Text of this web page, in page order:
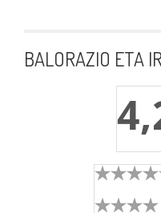
BALORAZIO ETA